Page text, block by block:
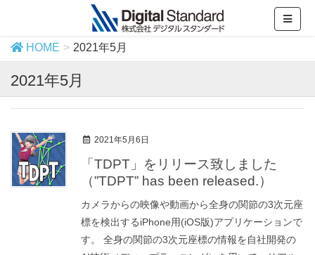
HOME 2021年5月
2021年5月
2021年5月6日
「TDPT」をリリース致しました
（”TDPT” has been released.）
カメラからの映像や動画から全身の関節の3次元座
標を検出するiPhone用(iOS版)アプリケーションで
す。 全身の関節の3次元座標の情報を自社開発の